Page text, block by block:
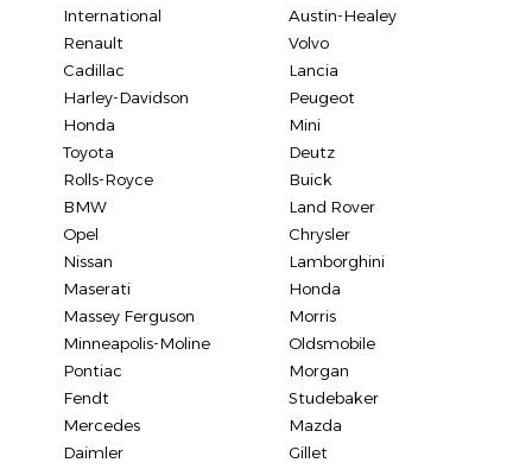
International
Austin-Healey
Renault
Volvo
Cadillac
Lancia
Harley-Davidson
Peugeot
Honda
Mini
Toyota
Deutz
Rolls-Royce
Buick
BMW
Land Rover
Opel
Chrysler
Nissan
Lamborghini
Maserati
Honda
Massey Ferguson
Morris
Minneapolis-Moline
Oldsmobile
Pontiac
Morgan
Fendt
Studebaker
Mercedes
Mazda
Daimler
Gillet